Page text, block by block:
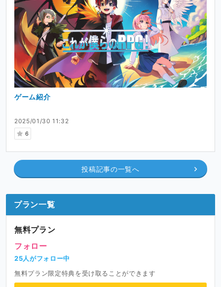
2025/01/30 11:32
6
ゲーム紹介
投稿記事の一覧へ
プラン一覧
無料プラン
フォロー
25人がフォロー中
無料プラン限定特典を受け取ることができます